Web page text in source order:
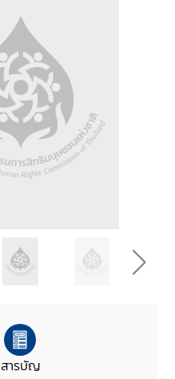
สารบัญ